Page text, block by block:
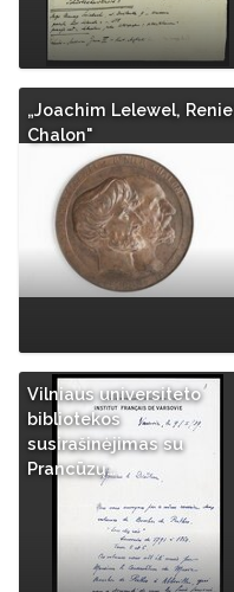
„Joachim Lelewel,
Chalon"
Vilniaus universiteto
bibliotekos
susirašinėjimas su
Prancūzų…